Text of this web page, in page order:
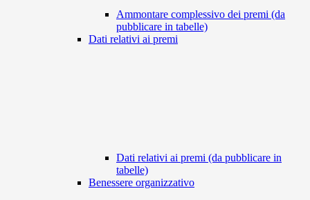
Ammontare complessivo dei premi (da
pubblicare in tabelle)
Dati relativi ai premi
Dati relativi ai premi (da pubblicare in
tabelle)
Benessere organizzativo